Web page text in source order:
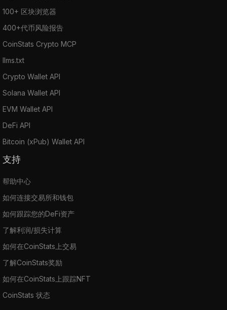
100+ 区块浏览器
400+代币风险报告
CoinStats Crypto MCP
llms.txt
Crypto Wallet API
Solana Wallet API
EVM Wallet API
DeFi API
Bitcoin (xPub) Wallet API
支持
帮助中心
如何连接交易所和钱包
如何跟踪您的DeFi资产
了解利润/损失计算
如何在CoinStats上交易
了解CoinStats奖励
如何在CoinStats上跟踪NFT
CoinStats 状态